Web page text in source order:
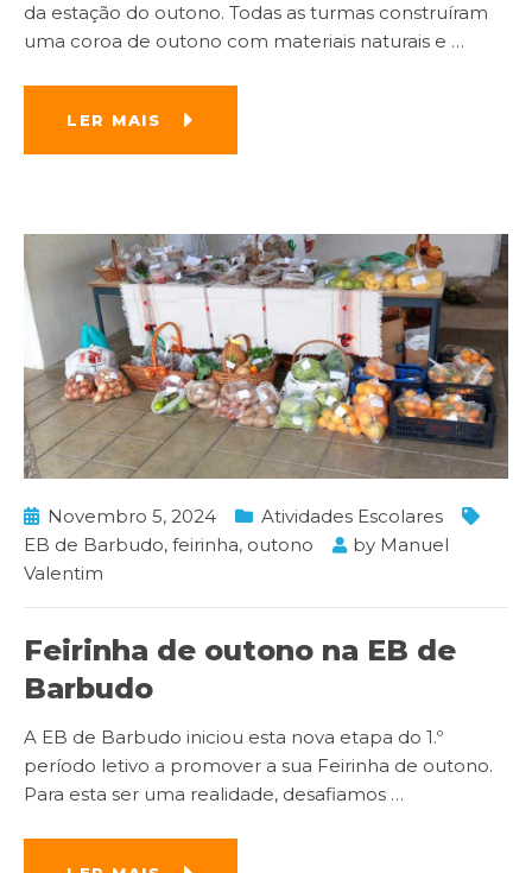
da estação do outono. Todas as turmas construíram
uma coroa de outono com materiais naturais e …
LER MAIS
Novembro 5, 2024
Atividades Escolares
EB de Barbudo, feirinha, outono by Manuel
Valentim
Feirinha de outono na EB de
Barbudo
A EB de Barbudo iniciou esta nova etapa do 1.º
período letivo a promover a sua Feirinha de outono.
Para esta ser uma realidade, desafiamos …